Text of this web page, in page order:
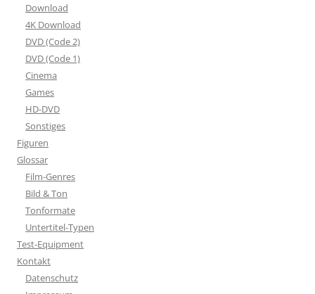
Download
4K Download
DVD (Code 2)
DVD (Code 1)
Cinema
Games
HD-DVD
Sonstiges
Figuren
Glossar
Film-Genres
Bild & Ton
Tonformate
Untertitel-Typen
Test-Equipment
Kontakt
Datenschutz